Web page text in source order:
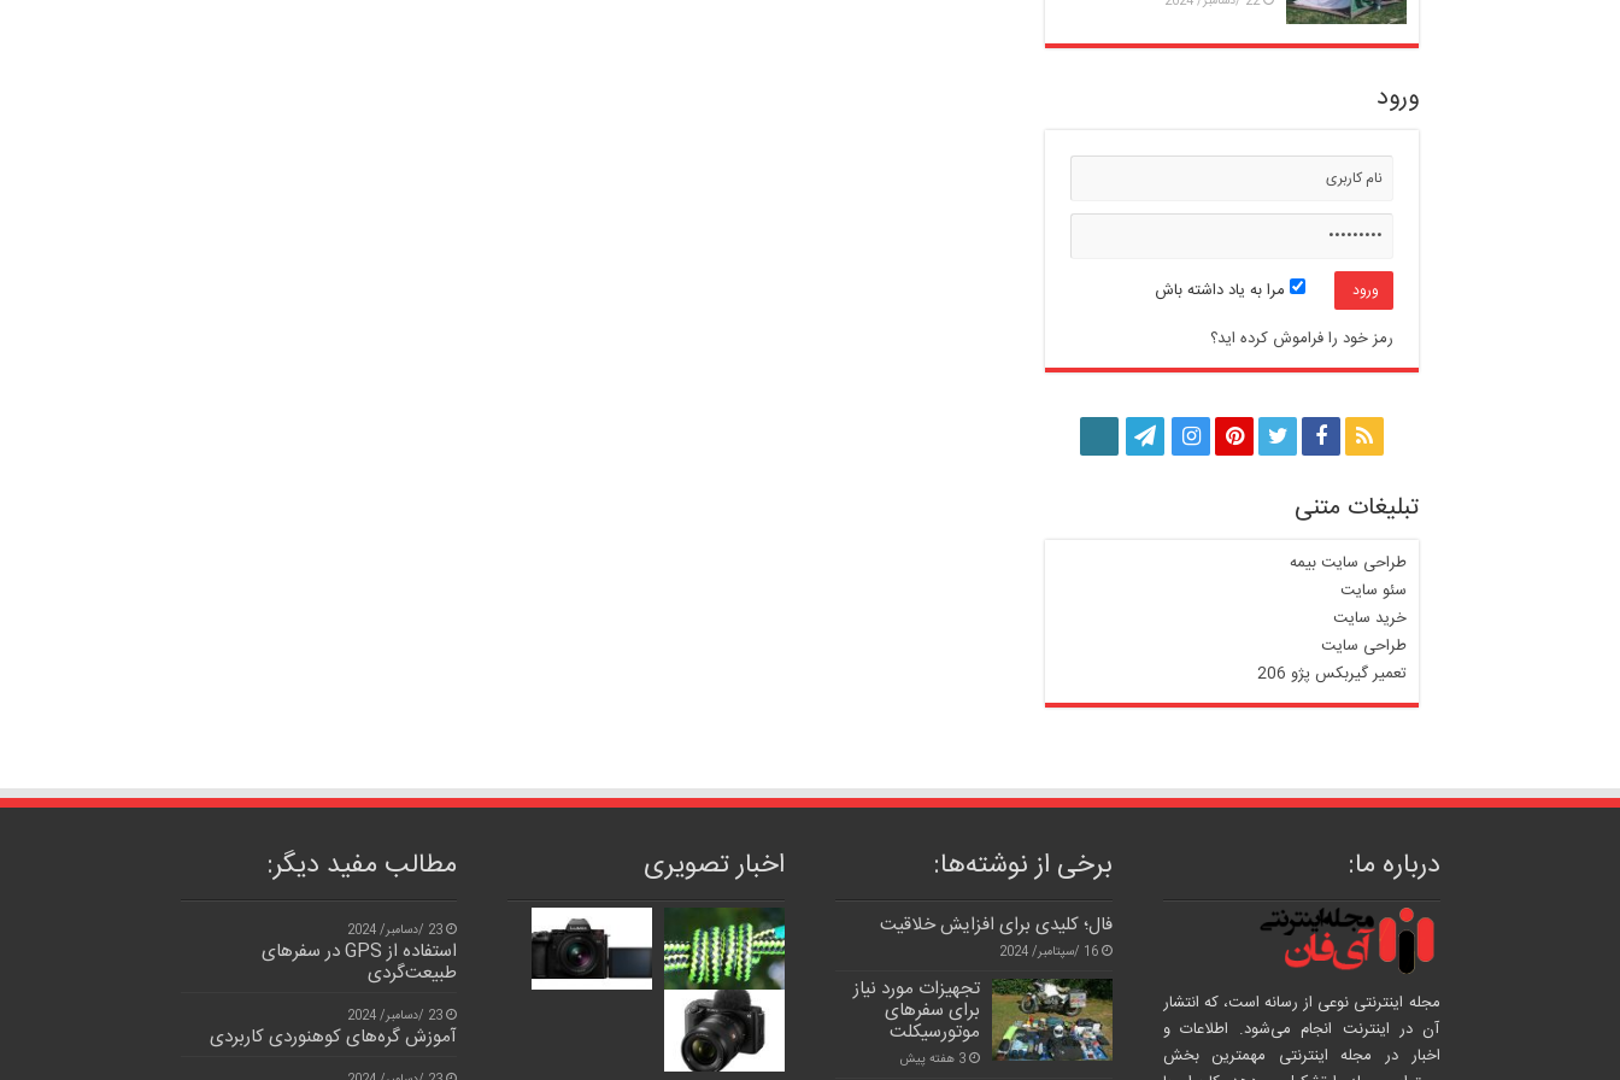
ورود
مرا به یاد داشته باش
رمز خود را فراموش کرده اید؟
تبلیغات متنی
طراحی سایت بیمه
سئو سایت
خرید سایت
طراحی سایت
تعمیر گیربکس پژو 206
درباره ما:
مجله اینترنتی نوعی از رسانه است، که انتشار
آن در اینترنت انجام می‌شود. اطلاعات و
اخبار در مجله اینترنتی مهمترین بخش
برخی از نوشته‌ها:
فال؛ کلیدی برای افزایش خلاقیت
16 /سپتامبر/ 2024
تجهیزات مورد نیاز
برای سفرهای
موتورسیکلت
3 هفته پیش
اخبار تصویری مطالب مفید دیگر:
23 /دسامبر/ 2024
استفاده از GPS در سفرهای
طبیعت‌گردی
23 /دسامبر/ 2024
آموزش گره‌های کوهنوردی کاربردی